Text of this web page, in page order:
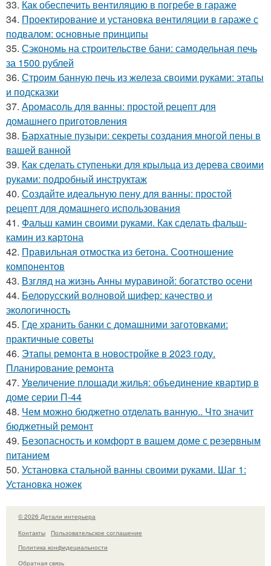
33. Как обеспечить вентиляцию в погребе в гараже
34. Проектирование и установка вентиляции в гараже с
подвалом: основные принципы
35. Сэкономь на строительстве бани: самодельная печь
за 1500 рублей
36. Строим банную печь из железа своими руками: этапы
и подсказки
37. Аромасоль для ванны: простой рецепт для
домашнего приготовления
38. Бархатные пузыри: секреты создания многой пены в
вашей ванной
39. Как сделать ступеньки для крыльца из дерева своими
руками: подробный инструктаж
40. Создайте идеальную пену для ванны: простой
рецепт для домашнего использования
41. Фальш камин своими руками. Как сделать фальш-
камин из картона
42. Правильная отмостка из бетона. Соотношение
компонентов
43. Взгляд на жизнь Анны муравиной: богатство осени
44. Белорусский волновой шифер: качество и
экологичность
45. Где хранить банки с домашними заготовками:
практичные советы
46. Этапы ремонта в новостройке в 2023 году.
Планирование ремонта
47. Увеличение площади жилья: объединение квартир в
доме серии П-44
48. Чем можно бюджетно отделать ванную.. Что значит
бюджетный ремонт
49. Безопасность и комфорт в вашем доме с резервным
питанием
50. Установка стальной ванны своими руками. Шаг 1:
Установка ножек
© 2026 Детали интерьера
Контакты
Пользовательское соглашение
Политика конфидециальности
Обратная связь